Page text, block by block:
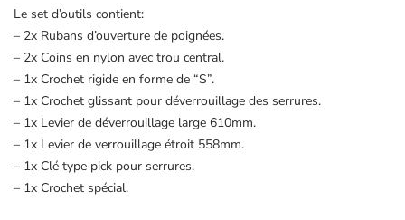
Le set d’outils contient:
– 2x Rubans d’ouverture de poignées.
– 2x Coins en nylon avec trou central.
– 1x Crochet rigide en forme de “S”.
– 1x Crochet glissant pour déverrouillage des serrures.
– 1x Levier de déverrouillage large 610mm.
– 1x Levier de verrouillage étroit 558mm.
– 1x Clé type pick pour serrures.
– 1x Crochet spécial.